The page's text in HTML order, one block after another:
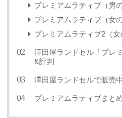
プレミアムラティブ（男
プレミアムラティブ（女
プレミアムラティブ2（
澤田屋ランドセル「プレ
&評判
澤田屋ランドセルで販売
プレミアムラティブまと